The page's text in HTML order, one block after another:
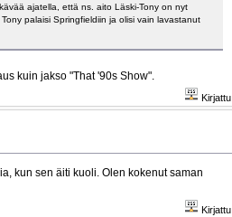
ajatella, että ns. aito Läski-Tony on nyt
palaisi Springfieldiin ja olisi vain lavastanut
kuin jakso "That '90s Show".
Kirjattu
kun sen äiti kuoli. Olen kokenut saman
Kirjattu